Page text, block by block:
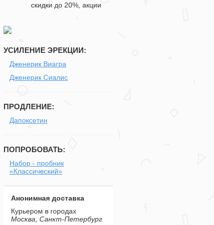
скидки до 20%, акции
УСИЛЕНИЕ ЭРЕКЦИИ:
Дженерик Виагра
Дженерик Сиалис
ПРОДЛЕНИЕ:
Дапоксетин
ПОПРОБОВАТЬ:
Набор - пробник
«Классический»
Анонимная доставка
Курьером в городах
Москва, Санкт-Петербург